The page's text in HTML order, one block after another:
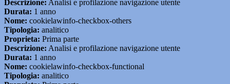
Descrizione: Analisi e profilazione navigazione utente
Durata: 1 anno
Nome: cookielawinfo-checkbox-others
Tipologia: analitico
Proprieta: Prima parte
Descrizione: Analisi e profilazione navigazione utente
Durata: 1 anno
Nome: cookielawinfo-checkbox-functional
Tipologia: analitico